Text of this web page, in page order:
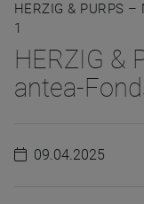
HERZIG & PURPS –
1
HERZIG &
antea-
09.04.2025